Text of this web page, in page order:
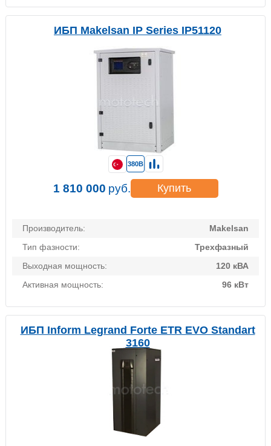
ИБП Makelsan IP Series IP51120
Производитель:
Makelsan
Тип фазности:
Трехфазный
Выходная мощность:
120 кВА
Активная мощность:
96 кВт
380В
1 810 000 руб. Купить
ИБП Inform Legrand Forte ETR EVO Standart
3160